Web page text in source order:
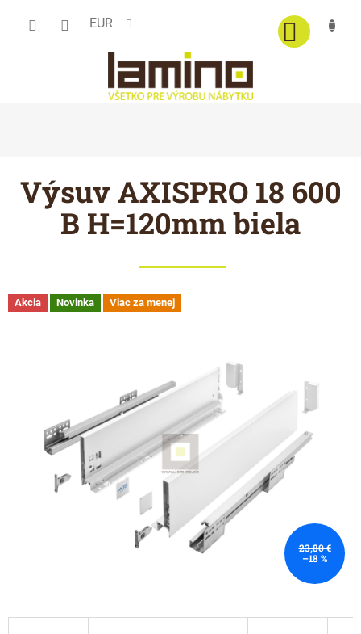
EUR
Výsuv AXISPRO 18 600
B H=120mm biela
Akcia Novinka Viac za menej
23,80 €
–18 %